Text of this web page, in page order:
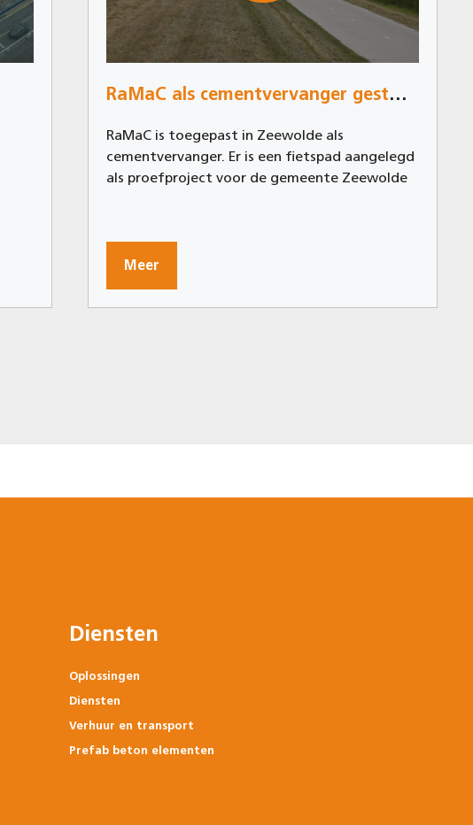
RaMaC als cementvervanger gestort in Zeewolde
RaMaC is toegepast in Zeewolde als
cementvervanger. Er is een fietspad aangelegd
als proefproject voor de gemeente Zeewolde
Meer
Diensten
Oplossingen
Diensten
Verhuur en transport
Prefab beton elementen